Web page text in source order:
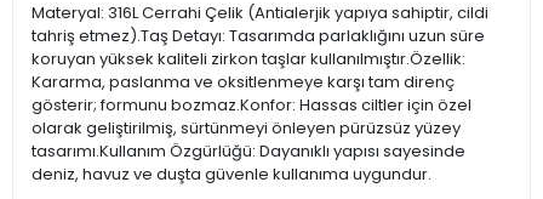
Materyal: 316L Cerrahi Çelik (Antialerjik yapıya sahiptir, cildi
tahriş etmez).Taş Detayı: Tasarımda parlaklığını uzun süre
koruyan yüksek kaliteli zirkon taşlar kullanılmıştır.Özellik:
Kararma, paslanma ve oksitlenmeye karşı tam direnç
gösterir; formunu bozmaz.Konfor: Hassas ciltler için özel
olarak geliştirilmiş, sürtünmeyi önleyen pürüzsüz yüzey
tasarımı.Kullanım Özgürlüğü: Dayanıklı yapısı sayesinde
deniz, havuz ve duşta güvenle kullanıma uygundur.